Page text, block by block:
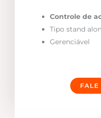
Controle de
Tipo stand
Gerenciável
FALE